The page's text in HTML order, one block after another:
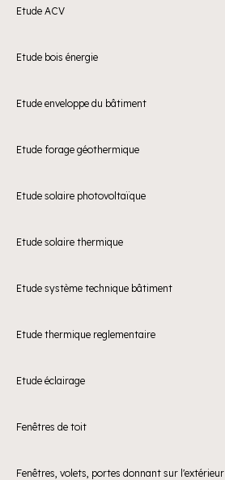
Etude ACV
Etude bois énergie
Etude enveloppe du bâtiment
Etude forage géothermique
Etude solaire photovoltaïque
Etude solaire thermique
Etude système technique bâtiment
Etude thermique reglementaire
Etude éclairage
Fenêtres de toit
Fenêtres, volets, portes donnant sur l'extérieur